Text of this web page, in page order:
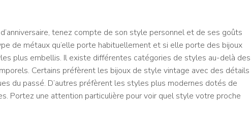
tenez compte de son style personnel et de ses goûts
de métaux qu’elle porte habituellement et si elle porte des bijoux
plus embellis. Il existe différentes catégories de styles au-delà des
Certains préfèrent les bijoux de style vintage avec des détails
du passé. D’autres préfèrent les styles plus modernes dotés de
Portez une attention particulière pour voir quel style votre proche